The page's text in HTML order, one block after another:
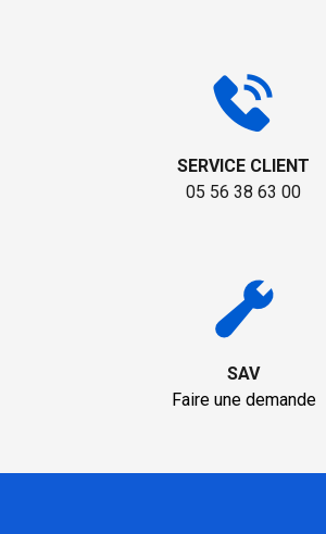
SERVICE CLIENT
05 56 38 63 00
SAV
Faire une demande